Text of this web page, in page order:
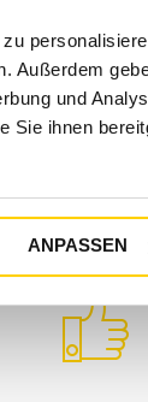
Außerdem
und
Sie ihnen
ANPASSEN